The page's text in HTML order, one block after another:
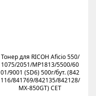
Тонер для RICOH Aficio 550/
1075/2051/MP1813/5500/60
01/9001 (SD6) 500г/бут. (842
116/841769/842135/842128/
MX-850GT) CET